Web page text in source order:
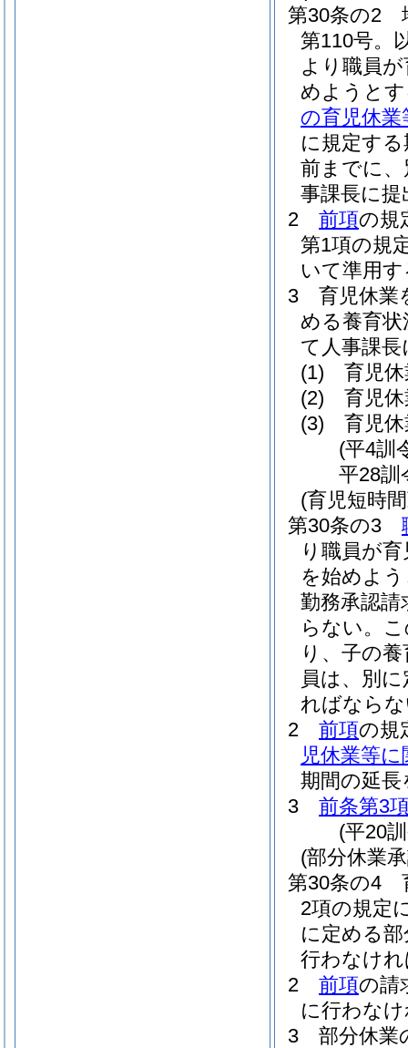
第30条の2
第110号。
より職員
めようと
の育児休
に規定す
前までに
事課長に
2
前項の規
第1項の規
いて準用
3
育児休業
める養育
て人事課
(1)
育児
(2)
育児
(3)
育児
(平4訓
平28訓
(育児短時
第30条の3
り職員が
を始めよ
勤務承認
らない。
り、子の
員は、別
ればなら
2
前項の規
児休業等
期間の延
3
前条第3
(平20
(部分休業
第30条の4
2項の規定
に定める
行わなけ
2
前項の請
に行わな
3
部分休業